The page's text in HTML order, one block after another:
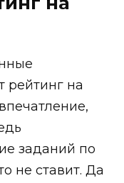
рейтинг на
заданий по
не ставит. Да